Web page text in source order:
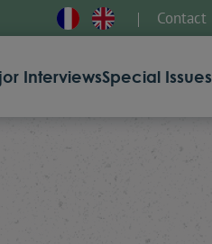
Contact
InterviewsSpecial Issues